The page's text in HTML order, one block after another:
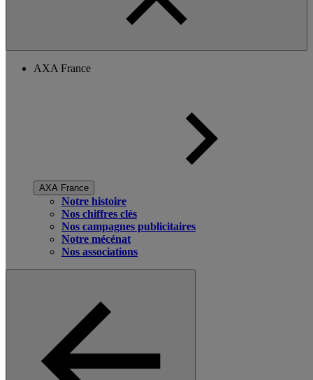
AXA France
AXA France
Notre histoire
Nos chiffres clés
Nos campagnes publicitaires
Notre mécénat
Nos associations